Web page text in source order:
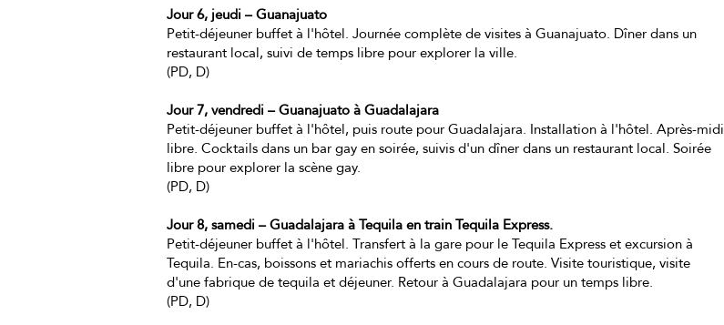
Jour 6, jeudi – Guanajuato
Petit-déjeuner buffet à l'hôtel. Journée complète de visites à Guanajuato. Dîner dans un
restaurant local, suivi de temps libre pour explorer la ville.
(PD, D)
Jour 7, vendredi – Guanajuato à Guadalajara
Petit-déjeuner buffet à l'hôtel, puis route pour Guadalajara. Installation à l'hôtel. Après-midi
libre. Cocktails dans un bar gay en soirée, suivis d'un dîner dans un restaurant local. Soirée
libre pour explorer la scène gay.
(PD, D)
Jour 8, samedi – Guadalajara à Tequila en train Tequila Express.
Petit-déjeuner buffet à l'hôtel. Transfert à la gare pour le Tequila Express et excursion à
Tequila. En-cas, boissons et mariachis offerts en cours de route. Visite touristique, visite
d'une fabrique de tequila et déjeuner. Retour à Guadalajara pour un temps libre.
(PD, D)